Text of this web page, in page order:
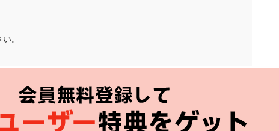
。
アプリ